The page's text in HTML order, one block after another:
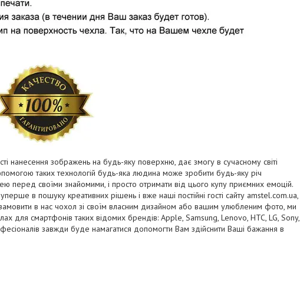
нанесення зображень на будь-яку поверхню, дає змогу в сучасному світі
таких технологій будь-яка людина може зробити будь-яку річ
перед своїми знайомими, і просто отримати від цього купу приємних емоцій.
в пошуку креативних рішень і вже наші постійні гості сайту amstel.com.ua,
в нас чохол зі своїм власним дизайном або вашим улюбленим фото, ми
для смартфонів таких відомих брендів: Apple, Samsung, Lenovo, HTC, LG, Sony,
завжди буде намагатися допомогти Вам здійснити Ваші бажання в